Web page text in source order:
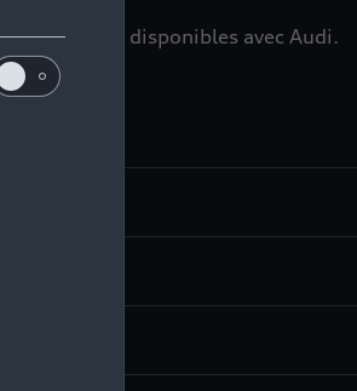
disponibles avec Audi.